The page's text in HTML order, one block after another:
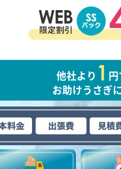
他社より
お助けうさぎ